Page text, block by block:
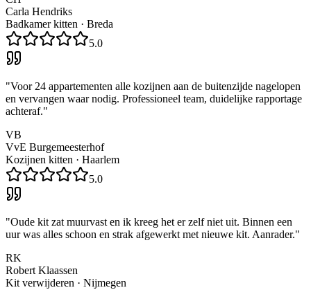
Carla Hendriks
Badkamer kitten · Breda
5.0
"Voor 24 appartementen alle kozijnen aan de buitenzijde nagelopen
en vervangen waar nodig. Professioneel team, duidelijke rapportage
achteraf."
VB
VvE Burgemeesterhof
Kozijnen kitten · Haarlem
5.0
"Oude kit zat muurvast en ik kreeg het er zelf niet uit. Binnen een
uur was alles schoon en strak afgewerkt met nieuwe kit. Aanrader."
RK
Robert Klaassen
Kit verwijderen · Nijmegen